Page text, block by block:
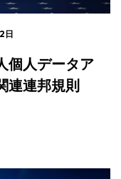
日
個人データア
連連邦規則